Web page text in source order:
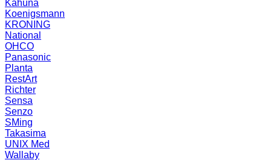
Kahuna
Koenigsmann
KRONING
National
OHCO
Panasonic
Planta
RestArt
Richter
Sensa
Senzo
SMing
Takasima
UNIX Med
Wallaby